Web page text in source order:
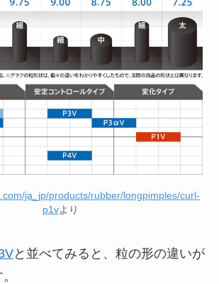
ja_jp/products/rubber/longpimples/curl-
p1vより
と並べてみると、粒の形の違いが